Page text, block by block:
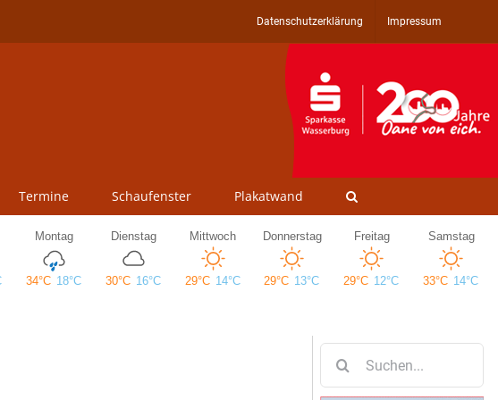
Datenschutzerklärung Impressum
Termine Schaufenster Plakatwand
nach: